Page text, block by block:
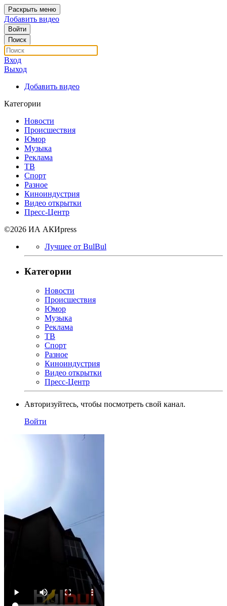
Раскрыть меню
Добавить видео
Войти
Поиск
Вход
Выход
Добавить видео
Категории
Новости
Происшествия
Юмор
Музыка
Реклама
ТВ
Спорт
Разное
Киноиндустрия
Видео открытки
Пресс-Центр
©2026 ИА АКИpress
Лучшее от BulBul
Категории
Новости
Происшествия
Юмор
Музыка
Реклама
ТВ
Спорт
Разное
Киноиндустрия
Видео открытки
Пресс-Центр
Авторизуйтесь, чтобы посмотреть свой канал.
Войти